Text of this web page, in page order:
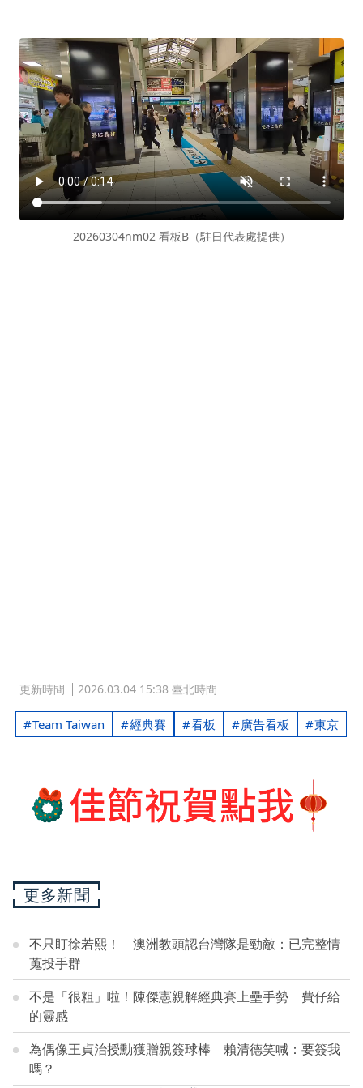
20260304nm02 看板B（駐日代表處提供）
更新時間 2026.03.04 15:38 臺北時間
Team Taiwan 經典賽 看板 廣告看板 東京
更多新聞
不只盯徐若熙！ 澳洲教頭認台灣隊是勁敵：已完整情
蒐投手群
不是「很粗」啦！陳傑憲親解經典賽上壘手勢 費仔給
的靈感
為偶像王貞治授勳獲贈親簽球棒 賴清德笑喊：要簽我
嗎？